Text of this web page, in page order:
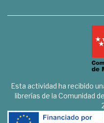
Esta actividad ha recibido
librerías de la Comunidad